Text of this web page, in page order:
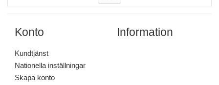
Konto
Kundtjänst
Nationella inställningar
Skapa konto
Information